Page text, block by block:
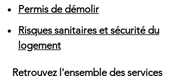
Permis de démolir
Risques sanitaires et sécurité du
logement
Retrouvez l'ensemble des services